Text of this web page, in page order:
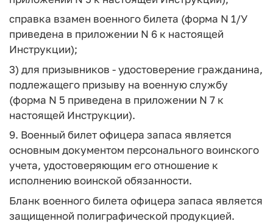
справка взамен военного билета (форма N 1/У
приведена в приложении N 6 к настоящей
Инструкции);
3) для призывников - удостоверение гражданина,
подлежащего призыву на военную службу
(форма N 5 приведена в приложении N 7 к
настоящей Инструкции).
9. Военный билет офицера запаса является
основным документом персонального воинского
учета, удостоверяющим его отношение к
исполнению воинской обязанности.
Бланк военного билета офицера запаса является
защищенной полиграфической продукцией.